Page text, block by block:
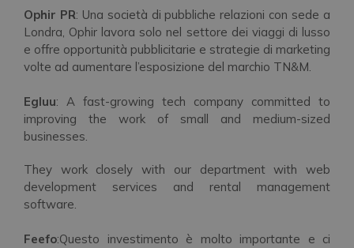
Ophir PR: Una società di pubbliche relazioni con sede a
Londra, Ophir lavora solo nel settore dei viaggi di lusso
e offre opportunità pubblicitarie e strategie di marketing
volte ad aumentare l’esposizione del marchio TN&M.
Egluu: A fast-growing tech company committed to
improving the work of small and medium-sized
businesses.
They work closely with our department with web
development services and rental management
software.
Feefo:Questo investimento è molto importante e ci